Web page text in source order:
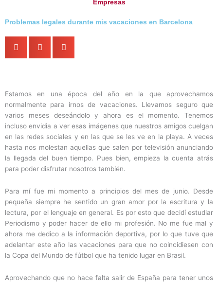
Empresas
Problemas legales durante mis vacaciones en Barcelona
Estamos en una época del año en la que aprovechamos
normalmente para irnos de vacaciones. Llevamos seguro que
varios meses deseándolo y ahora es el momento. Tenemos
incluso envidia a ver esas imágenes que nuestros amigos cuelgan
en las redes sociales y en las que se les ve en la playa. A veces
hasta nos molestan aquellas que salen por televisión anunciando
la llegada del buen tiempo. Pues bien, empieza la cuenta atrás
para poder disfrutar nosotros también.
Para mí fue mi momento a principios del mes de junio. Desde
pequeña siempre he sentido un gran amor por la escritura y la
lectura, por el lenguaje en general. Es por esto que decidí estudiar
Periodismo y poder hacer de ello mi profesión. No me fue mal y
ahora me dedico a la información deportiva, por lo que tuve que
adelantar este año las vacaciones para que no coincidiesen con
la Copa del Mundo de fútbol que ha tenido lugar en Brasil.
Aprovechando que no hace falta salir de España para tener unos